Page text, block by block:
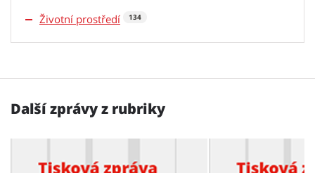
Životní prostředí 134
Další zprávy z rubriky